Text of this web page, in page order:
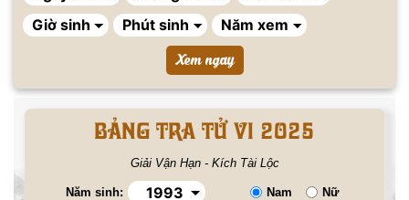
BẢNG TRA TỬ VI 2025
Giải Vận Hạn - Kích Tài Lộc
Năm sinh: Nam Nữ